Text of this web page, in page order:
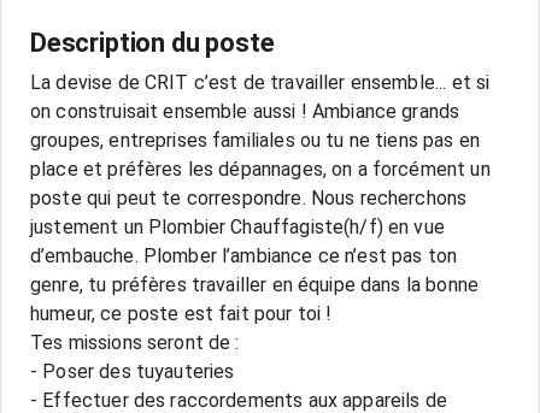
Description du poste
La devise de CRIT c’est de travailler ensemble... et si
on construisait ensemble aussi ! Ambiance grands
groupes, entreprises familiales ou tu ne tiens pas en
place et préfères les dépannages, on a forcément un
poste qui peut te correspondre. Nous recherchons
justement un Plombier Chauffagiste(h/f) en vue
d’embauche. Plomber l’ambiance ce n’est pas ton
genre, tu préfères travailler en équipe dans la bonne
humeur, ce poste est fait pour toi !
Tes missions seront de :
- Poser des tuyauteries
- Effectuer des raccordements aux appareils de